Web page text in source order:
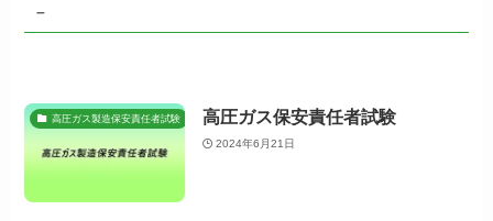
–
高圧ガス製造保安責任者試験 高圧ガス保安責任者試験
2024年6月21日